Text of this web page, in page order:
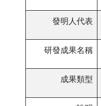
發明人代表
研發成果名稱
成果類型